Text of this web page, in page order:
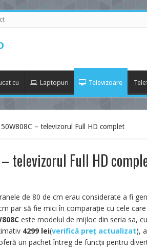
cu Laptopuri Televizoare
– televizorul Full HD complet
televizorul Full HD
de 80 de cm erau considerate a fi
par să fie mici în comparație cu cele
este modelul de mijloc din seria sa,
4299 lei(verifică preț actualizat),
un pachet întreg de funcții pentru